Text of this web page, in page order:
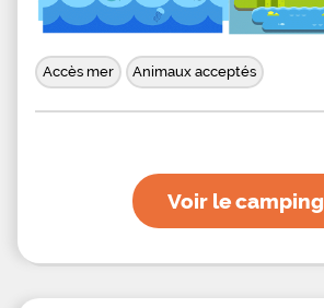
Accès mer Animaux acceptés
Voir le camping